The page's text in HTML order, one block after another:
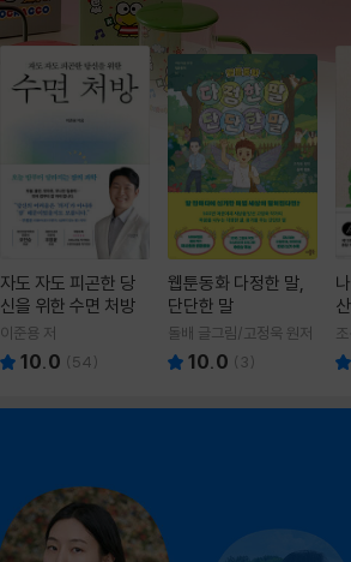
자도 자도 피곤한 당
신을 위한 수면 처방
이준용 저
10.0 (54)
웹툰동화 다정한 말,
단단한 말
돌배 글그림/고정욱 원저
10.0 ( 3)